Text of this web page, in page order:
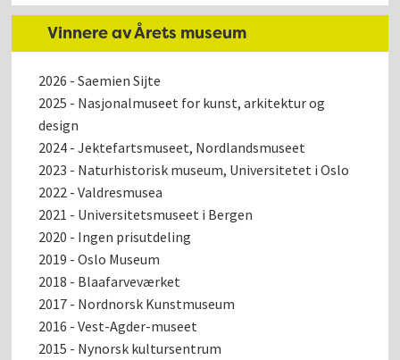
Vinnere av Årets museum
2026 - Saemien Sijte
2025 - Nasjonalmuseet for kunst, arkitektur og
design
2024 - Jektefartsmuseet, Nordlandsmuseet
2023 - Naturhistorisk museum, Universitetet i Oslo
2022 - Valdresmusea
2021 - Universitetsmuseet i Bergen
2020 - Ingen prisutdeling
2019 - Oslo Museum
2018 - Blaafarveværket
2017 - Nordnorsk Kunstmuseum
2016 - Vest-Agder-museet
2015 - Nynorsk kultursentrum